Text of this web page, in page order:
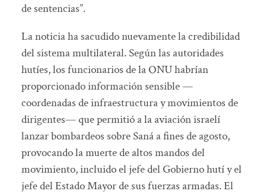
de sentencias”.
La noticia ha sacudido nuevamente la credibilidad
del sistema multilateral. Según las autoridades
hutíes, los funcionarios de la ONU habrían
proporcionado información sensible —
coordenadas de infraestructura y movimientos de
dirigentes— que permitió a la aviación israelí
lanzar bombardeos sobre Saná a fines de agosto,
provocando la muerte de altos mandos del
movimiento, incluido el jefe del Gobierno hutí y el
jefe del Estado Mayor de sus fuerzas armadas. El